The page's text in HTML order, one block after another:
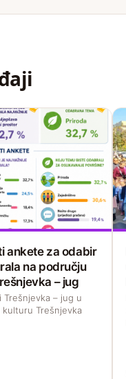
ankete za odabir
na području
– jug
– jug u
Trešnjevka